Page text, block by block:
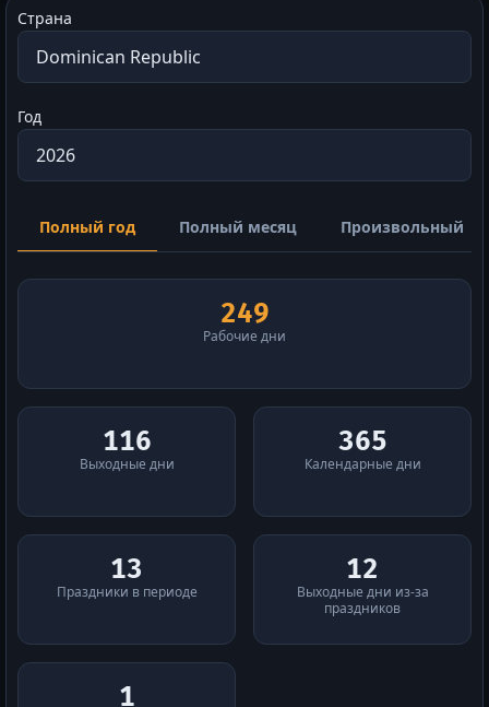
Страна
Год
Полный год Полный месяц Произвольный
249
Рабочие дни
116
Выходные дни
365
Календарные дни
13
Праздники в периоде
12
Выходные дни из-за
праздников
1